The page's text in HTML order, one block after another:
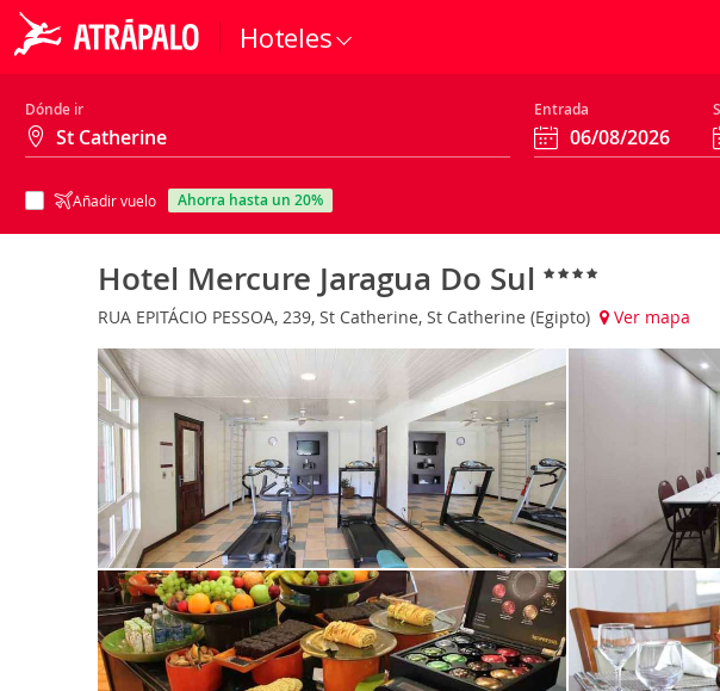
Hoteles
Dónde ir Entrada
Añadir vuelo ahorra hasta un 20%
Hotel Mercure Jaragua Do Sul
RUA EPITÁCIO PESSOA, 239, St Catherine, St Catherine (Egipto) Ver mapa